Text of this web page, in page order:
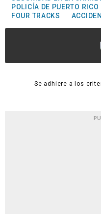
POLICÍA DE PUERTO RICO
FOUR TRACKS
Se adhiere a los